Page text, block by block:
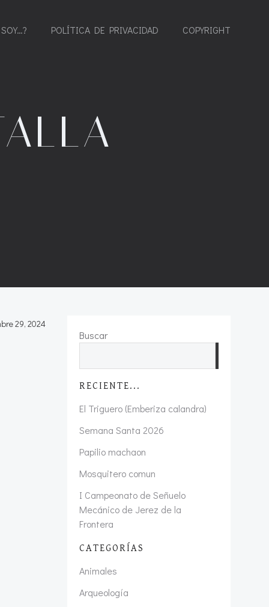
POLÍTICA DE PRIVACIDAD COPYRIGHT
29, 2024
Buscar
RECIENTE...
El Triguero (Emberiza calandra)
Semana Santa 2026
Papilio machaon
Mosquitero comun
I Campeonato de Señuelo
Mecánico de Jerez de la
Frontera
CATEGORÍAS
Animales
Arqueología